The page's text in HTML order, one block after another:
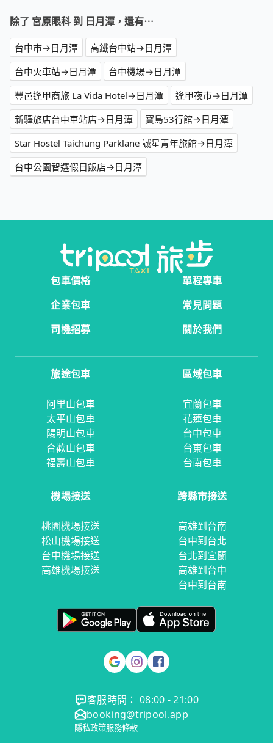
除了 宮原眼科 到 日月潭，還有⋯
台中市→日月潭
高鐵台中站→日月潭
台中火車站→日月潭
台中機場→日月潭
豐邑逢甲商旅 La Vida Hotel→日月潭
逢甲夜市→日月潭
新驛旅店台中車站店→日月潭
寶島53行館→日月潭
Star Hostel Taichung Parklane 誠星青年旅館→日月潭
台中公園智選假日飯店→日月潭
包車價格
單程專車
企業包車
常見問題
司機招募
關於我們
旅途包車
阿里山包車
太平山包車
陽明山包車
合歡山包車
福壽山包車
區域包車
宜蘭包車
花蓮包車
台中包車
台東包車
台南包車
機場接送
桃園機場接送
松山機場接送
台中機場接送
高雄機場接送
跨縣市接送
高雄到台南
台中到台北
台北到宜蘭
高雄到台中
台中到台南
客服時間： 08:00 - 21:00
booking@tripool.app
隱私政策服務條款